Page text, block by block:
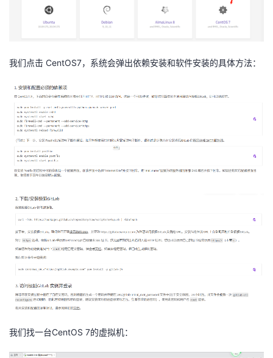
播
活
动
的
关
注
我
的
开
发
学
堂
的
课
我
的
我
我
的
Programs
我
的
持
我
技
术
的
云
我们点击 CentOS7，系统会弹出依赖安装和软件安装的具体方法：
我们找一台CentOS 7的虚拟机：